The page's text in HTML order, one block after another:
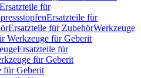
Ersatzteile für
Ersatzteile für
Ersatzteile für ZubehörWerkzeuge
Werkzeuge für Geberit
Ersatzteile für
für Geberit
für Geberit